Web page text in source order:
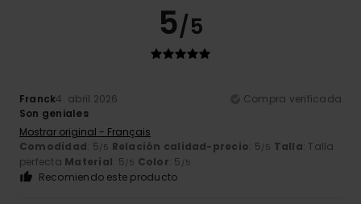
5/5
Franck4. abril 2026
Compra verificada
Son geniales
Mostrar original - Français
Comodidad: 5/5 Relación calidad-precio: 5/5 Talla: Talla
perfecta Material: 5/5 Color: 5 /5
Recomiendo este producto